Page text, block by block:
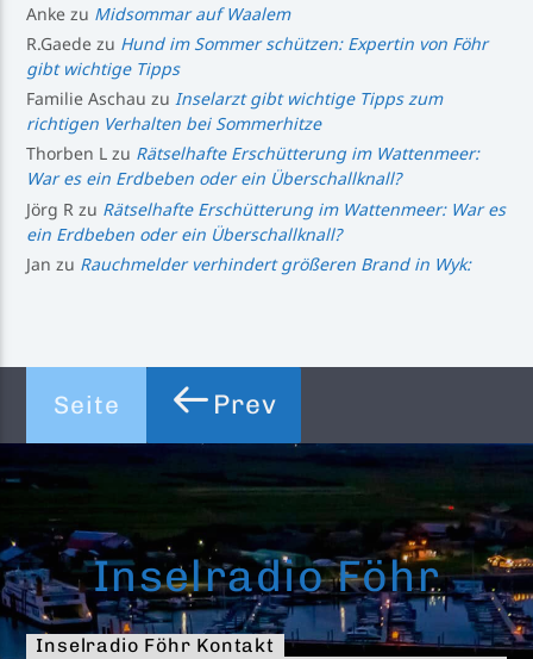
Anke zu Midsommar auf Waalem
R.Gaede zu Hund im Sommer schützen: Expertin von Föhr
gibt wichtige Tipps
Familie Aschau zuInselarzt gibt wichtige Tipps zum
richtigen Verhalten bei Sommerhitze
Thorben L zu Rätselhafte Erschütterung im Wattenmeer:
War es ein Erdbeben oder ein Überschallknall?
Jörg R zu Rätselhafte Erschütterung im Wattenmeer: War es
ein Erdbeben oder ein Überschallknall?
Jan zu Rauchmelder verhindert größeren Brand in Wyk:
Seite Prev
Inselradio Föhr
Inselradio Föhr Kontakt